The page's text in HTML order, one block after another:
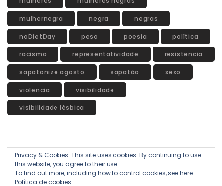
mulhernegra negra negras
noDietDay peso poesia política
racismo representatividade resistencia
sapatonize agosto sapatão sexo
violencia visibilidade
visibilidade lésbica
HOME SOBRE #COMPARTILHEEMPODERAMENTO
DESAFIO ARTE GORDA
Privacy & Cookies: This site uses cookies. By continuing to use
this website, you agree to their use.
To find out more, including how to control cookies, see here:
Política de cookies